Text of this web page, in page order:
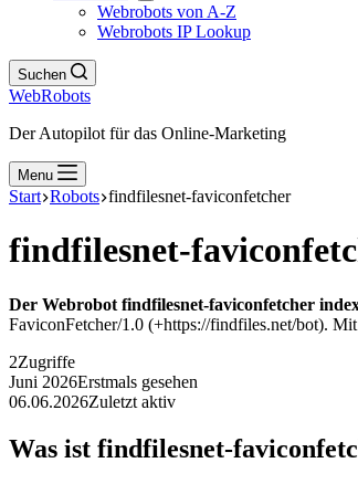
Webrobots von A-Z
Webrobots IP Lookup
Suchen
WebRobots
Der Autopilot für das Online-Marketing
Menu
Start Robots findfilesnet-faviconfetcher
findfilesnet-
Der Webrobot findfilesnet-faviconfetcher
FaviconFetcher/1.0 (+https://findfiles.net/bot).
2Zugriffe
Juni 2026Erstmals gesehen
06.06.2026Zuletzt aktiv
Was ist findfilesnet-